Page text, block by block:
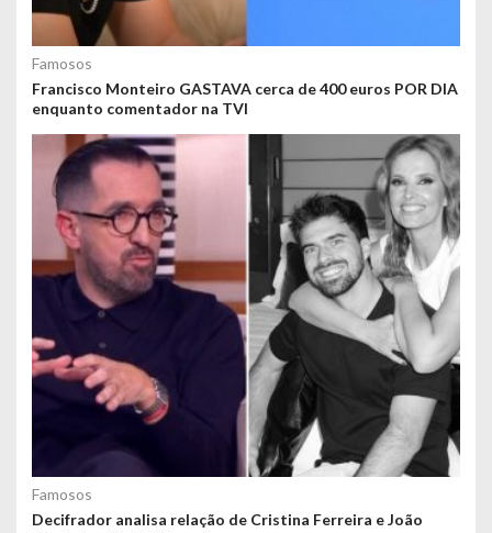
Famosos
Francisco Monteiro GASTAVA cerca de 400 euros POR DIA
enquanto comentador na TVI
Famosos
Decifrador analisa relação de Cristina Ferreira e João